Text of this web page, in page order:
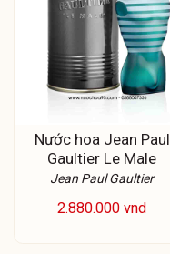
Nước hoa Jean Paul
Gaultier Le Male
Jean Paul Gaultier
2.880.000 vnd